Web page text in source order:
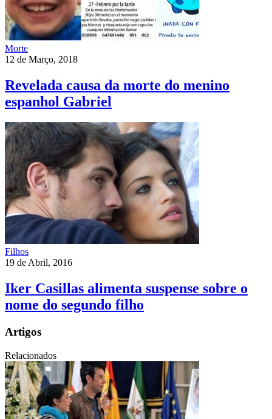
Morte
12 de Março, 2018
Revelada causa da morte do menino
espanhol Gabriel
Filhos
19 de Abril, 2016
Iker Casillas alimenta suspense sobre o
nome do segundo filho
Artigos
Relacionados